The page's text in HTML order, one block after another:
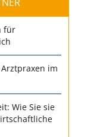
für
im
Wie Sie sie